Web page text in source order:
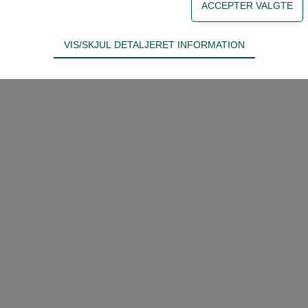
for hjemmesidens grundlæggende funktioner som fx
til at optimere design, brugervenlighed og effektiviteten af en
VIS/SKJUL DETALJERET INFORMATION